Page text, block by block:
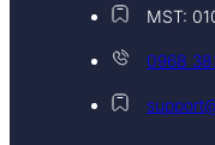
MST:
0968